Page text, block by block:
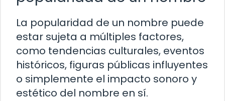
La popularidad de un nombre puede
estar sujeta a múltiples factores,
como tendencias culturales, eventos
históricos, figuras públicas influyentes
o simplemente el impacto sonoro y
estético del nombre en sí.